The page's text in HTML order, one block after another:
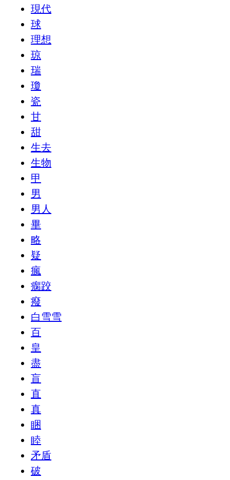
現代
球
理想
琼
瑞
瓊
瓷
甘
甜
生去
生物
甲
男
男人
畢
略
疑
瘋
瘸跤
癈
白雪雪
百
皇
盡
盲
直
真
睏
睦
矛盾
破